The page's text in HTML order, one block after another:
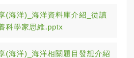
(海洋)_海洋資料庫介紹_從讀
科學家思維.pptx
(海洋)_海洋相關題目發想介紹